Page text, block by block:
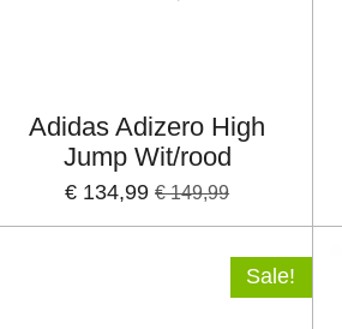
Adidas Adizero High
Jump Wit/rood
€ 134,99 € 149,99
Sale!